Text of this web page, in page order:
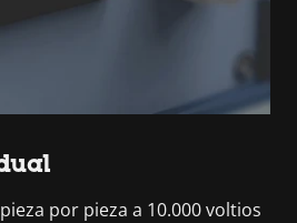
por pieza a 10.000 voltios